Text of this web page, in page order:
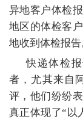
异地客户体检
地区的体检客
地收到体检报告
快递体检
者，尤其来自
评，他们纷纷
真正体现了“以